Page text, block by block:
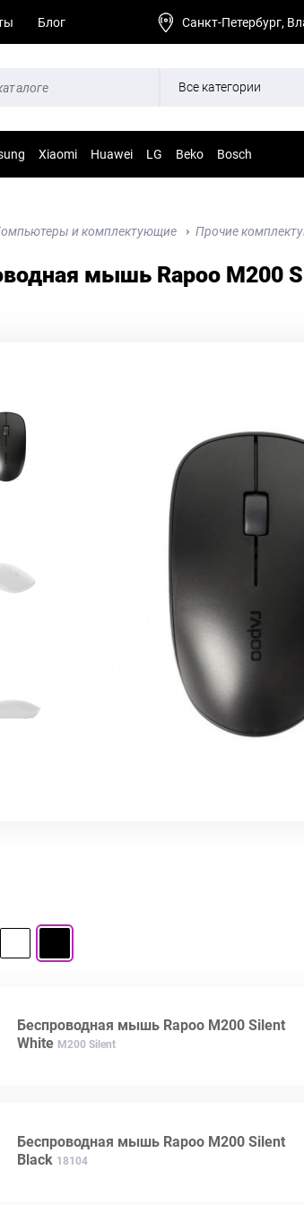
Блог Санкт-Петербург,
Все категории
Xiaomi Huawei LG Beko Bosch
и комплектующие Прочие
мышь Rapoo M200
Беспроводная мышь Rapoo M200 Silent
White M200 Silent
Беспроводная мышь Rapoo M200 Silent
Black 18104